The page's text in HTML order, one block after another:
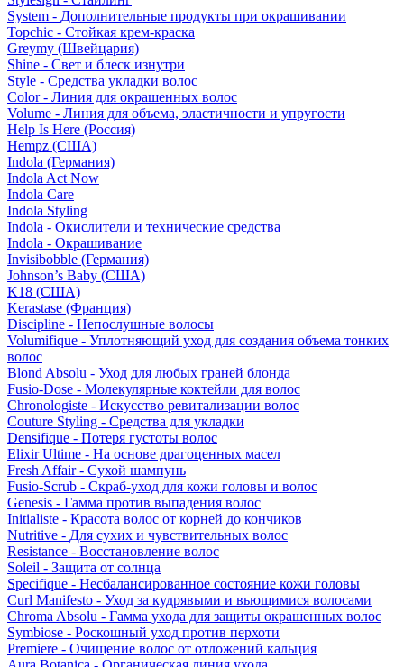
System - Дополнительные продукты при окрашивании
Topchic - Стойкая крем-краска
Greymy (Швейцария)
Shine - Свет и блеск изнутри
Style - Средства укладки волос
Color - Линия для окрашенных волос
Volume - Линия для объема, эластичности и упругости
Help Is Here (Россия)
Hempz (США)
Indola (Германия)
Indola Act Now
Indola Care
Indola Styling
Indola - Окислители и технические средства
Indola - Окрашивание
Invisibobble (Германия)
Johnson’s Baby (США)
K18 (США)
Kerastase (Франция)
Discipline - Непослушные волосы
Volumifique - Уплотняющий уход для создания объема тонких
волос
Blond Absolu - Уход для любых граней блонда
Fusio-Dose - Молекулярные коктейли для волос
Chronologiste - Искусство ревитализации волос
Couture Styling - Средства для укладки
Densifique - Потеря густоты волос
Elixir Ultime - На основе драгоценных масел
Fresh Affair - Сухой шампунь
Fusio-Scrub - Скраб-уход для кожи головы и волос
Genesis - Гамма против выпадения волос
Initialiste - Красота волос от корней до кончиков
Nutritive - Для сухих и чувствительных волос
Resistance - Восстановление волос
Soleil - Защита от солнца
Specifique - Несбалансированное состояние кожи головы
Curl Manifesto - Уход за кудрявыми и вьющимися волосами
Chroma Absolu - Гамма ухода для защиты окрашенных волос
Symbiose - Роскошный уход против перхоти
Premiere - Очищение волос от отложений кальция